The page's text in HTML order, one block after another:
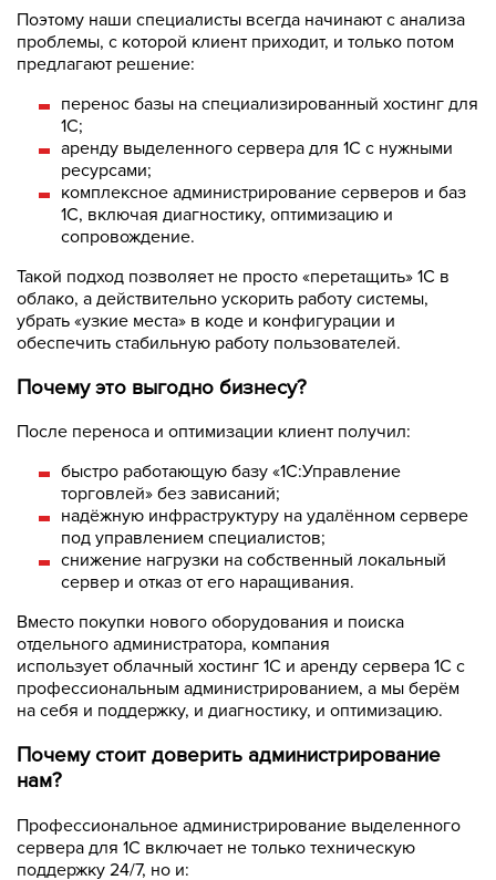
Поэтому наши специалисты всегда начинают с анализа
проблемы, с которой клиент приходит, и только потом
предлагают решение:
перенос базы на специализированный хостинг для
1С;
аренду выделенного сервера для 1С с нужными
ресурсами;
комплексное администрирование серверов и баз
1С, включая диагностику, оптимизацию и
сопровождение.
Такой подход позволяет не просто «перетащить» 1С в
облако, а действительно ускорить работу системы,
убрать «узкие места» в коде и конфигурации и
обеспечить стабильную работу пользователей.
Почему это выгодно бизнесу?
После переноса и оптимизации клиент получил:
быстро работающую базу «1С:Управление
торговлей» без зависаний;
надёжную инфраструктуру на удалённом сервере
под управлением специалистов;
снижение нагрузки на собственный локальный
сервер и отказ от его наращивания.
Вместо покупки нового оборудования и поиска
отдельного администратора, компания
использует облачный хостинг 1С и аренду сервера 1С с
профессиональным администрированием, а мы берём
на себя и поддержку, и диагностику, и оптимизацию.
Почему стоит доверить администрирование
нам?
Профессиональное администрирование выделенного
сервера для 1С включает не только техническую
поддержку 24/7, но и: